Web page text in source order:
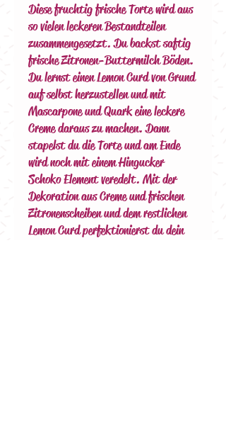
Diese fruchtig frische Torte wird aus
so vielen leckeren Bestandteilen
zusammengesetzt. Du backst saftig
frische Zitronen-Buttermilch Böden.
Du lernst einen Lemon Curd von Grund
auf selbst herzustellen und mit
Mascarpone und Quark eine leckere
Creme daraus zu machen. Dann
stapelst du die Torte und am Ende
wird noch mit einem Hingucker
Schoko Element veredelt. Mit der
Dekoration aus Creme und frischen
Zitronenscheiben und dem restlichen
Lemon Curd perfektionierst du dein